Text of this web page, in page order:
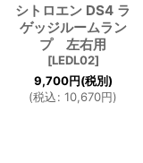
シトロエン DS4 ラ
ゲッジルームラン
プ 左右用
[LEDL02]
9,700円(税別)
(税込: 10,670円)